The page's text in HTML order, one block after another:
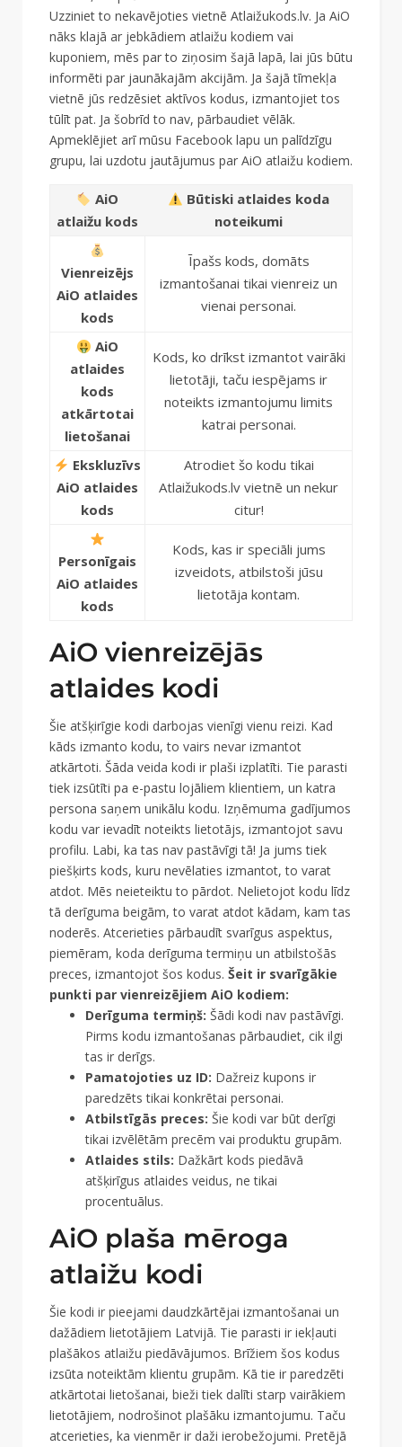
Uzziniet to nekavējoties vietnē Atlaižukods.lv. Ja AiO
nāks klajā ar jebkādiem atlaižu kodiem vai
kuponiem, mēs par to ziņosim šajā lapā, lai jūs būtu
informēti par jaunākajām akcijām. Ja šajā tīmekļa
vietnē jūs redzēsiet aktīvos kodus, izmantojiet tos
tūlīt pat. Ja šobrīd to nav, pārbaudiet vēlāk.
Apmeklējiet arī mūsu Facebook lapu un palīdzīgu
grupu, lai uzdotu jautājumus par AiO atlaižu kodiem.
AiO
atlaižu kods
Būtiski atlaides koda
noteikumi
Vienreizējs
AiO atlaides
kods
Īpašs kods, domāts
izmantošanai tikai vienreiz un
vienai personai.
AiO
atlaides
kods
atkārtotai
lietošanai
Kods, ko drīkst izmantot vairāki
lietotāji, taču iespējams ir
noteikts izmantojumu limits
katrai personai.
Ekskluzīvs
AiO atlaides
kods
Atrodiet šo kodu tikai
Atlaižukods.lv vietnē un nekur
citur!
Personīgais
AiO atlaides
kods
Kods, kas ir speciāli jums
izveidots, atbilstoši jūsu
lietotāja kontam.
AiO vienreizējās
atlaides kodi
Šie atšķirīgie kodi darbojas vienīgi vienu reizi. Kad
kāds izmanto kodu, to vairs nevar izmantot
atkārtoti. Šāda veida kodi ir plaši izplatīti. Tie parasti
tiek izsūtīti pa e-pastu lojāliem klientiem, un katra
persona saņem unikālu kodu. Izņēmuma gadījumos
kodu var ievadīt noteikts lietotājs, izmantojot savu
profilu. Labi, ka tas nav pastāvīgi tā! Ja jums tiek
piešķirts kods, kuru nevēlaties izmantot, to varat
atdot. Mēs neieteiktu to pārdot. Nelietojot kodu līdz
tā derīguma beigām, to varat atdot kādam, kam tas
noderēs. Atcerieties pārbaudīt svarīgus aspektus,
piemēram, koda derīguma termiņu un atbilstošās
preces, izmantojot šos kodus. Šeit ir svarīgākie
punkti par vienreizējiem AiO kodiem:
Derīguma termiņš: Šādi kodi nav pastāvīgi.
Pirms kodu izmantošanas pārbaudiet, cik ilgi
tas ir derīgs.
Pamatojoties uz ID: Dažreiz kupons ir
paredzēts tikai konkrētai personai.
Atbilstīgās preces: Šie kodi var būt derīgi
tikai izvēlētām precēm vai produktu grupām.
Atlaides stils: Dažkārt kods piedāvā
atšķirīgus atlaides veidus, ne tikai
procentuālus.
AiO plaša mēroga
atlaižu kodi
Šie kodi ir pieejami daudzkārtējai izmantošanai un
dažādiem lietotājiem Latvijā. Tie parasti ir iekļauti
plašākos atlaižu piedāvājumos. Brīžiem šos kodus
izsūta noteiktām klientu grupām. Kā tie ir paredzēti
atkārtotai lietošanai, bieži tiek dalīti starp vairākiem
lietotājiem, nodrošinot plašāku izmantojumu. Taču
atcerieties, ka vienmēr ir daži ierobežojumi. Pretējā